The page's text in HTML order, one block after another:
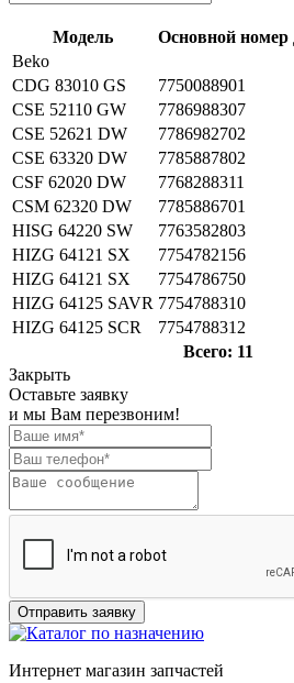
Модель Основной номер
Beko
CDG 83010 GS
7750088901
CSE 52110 GW
7786988307
CSE 52621 DW
7786982702
CSE 63320 DW
7785887802
CSF 62020 DW
7768288311
CSM 62320 DW
7785886701
HISG 64220 SW
7763582803
HIZG 64121 SX
7754782156
HIZG 64121 SX
7754786750
HIZG 64125 SAVR 7754788310
HIZG 64125 SCR
7754788312
Всего: 11
Закрыть
Оставьте заявку
и мы Вам перезвоним!
Интернет магазин запчастей